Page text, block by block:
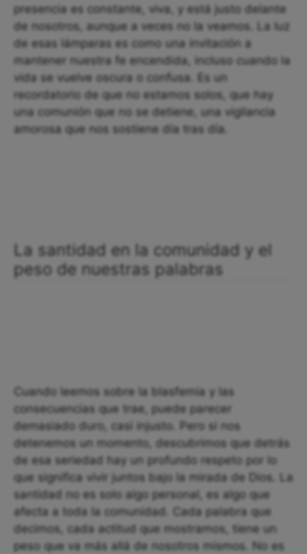
presencia es constante, viva, y está justo delante
de nosotros, aunque a veces no la veamos. La luz
de esas lámparas es como una invitación a
mantener nuestra fe encendida, incluso cuando la
vida se vuelve oscura o confusa. Es un
recordatorio de que no estamos solos, que hay
una comunión que no se detiene, una vigilancia
amorosa que nos sostiene día tras día.
La santidad en la comunidad y el
peso de nuestras palabras
Cuando leemos sobre la blasfemia y las
consecuencias que trae, puede parecer
demasiado duro, casi injusto. Pero si nos
detenemos un momento, descubrimos que detrás
de esa seriedad hay un profundo respeto por lo
que significa vivir juntos bajo la mirada de Dios. La
santidad no es solo algo personal, es algo que
afecta a toda la comunidad. Cada palabra que
decimos, cada actitud que mostramos, tiene un
peso que va más allá de nosotros mismos. No es